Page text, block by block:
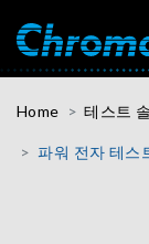
Home 테스트
파워 전자 테스